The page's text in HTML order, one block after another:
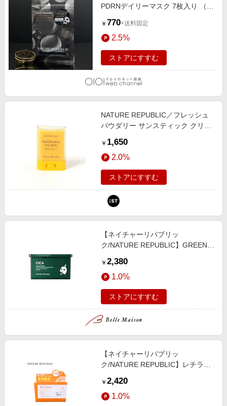
PDRNデイリーマスク 7枚入り （韓
￥ 770+送料固定
2.5%
ストアにすすむ
NATURE REPUBLIC／フレッシュ
パウダリー サンスティック クリア
650137 韓国通販 ドットエスティ
￥ 1,650
2.0%
ストアにすすむ
【ネイチャーリパブリッ
ク/NATURE REPUBLIC】GREEN
ク 30枚入り
￥ 2,380
1.0%
ストアにすすむ
【ネイチャーリパブリッ
ク/NATURE REPUBLIC】レチララ
(シートマスク)
￥ 2,420
1.0%